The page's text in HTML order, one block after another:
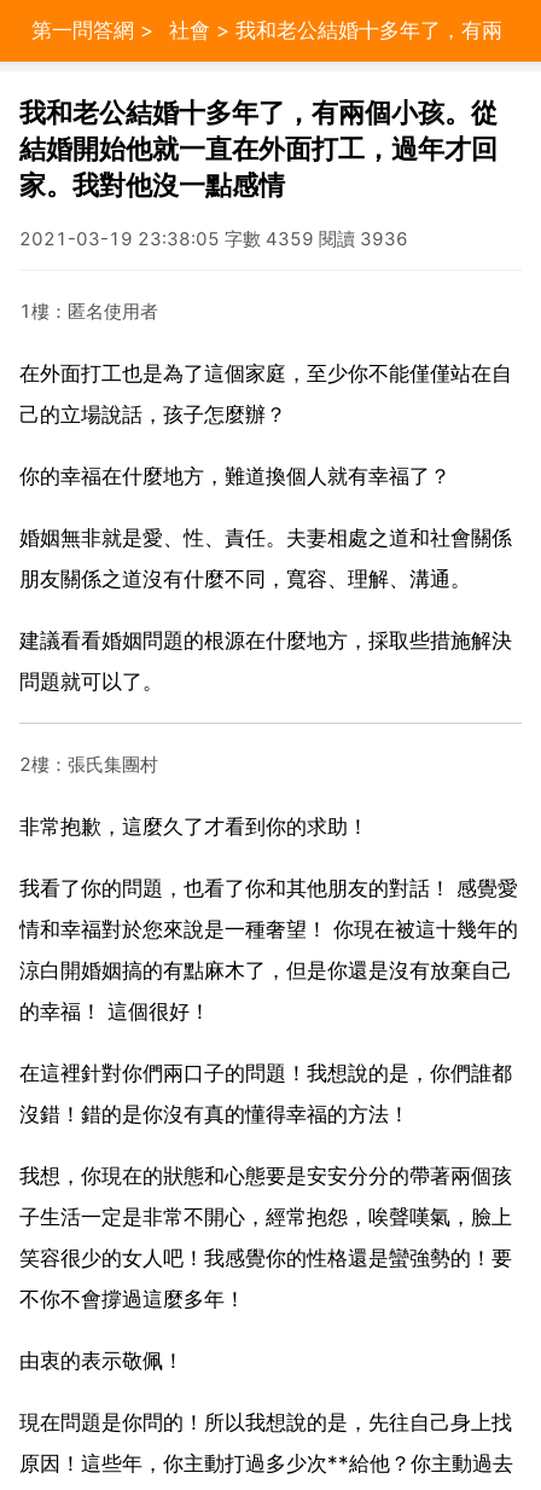
第一問答網 > 社會 > 我和老公結婚十多年了，有兩
個小孩。從結婚開始他就一直在外面打工，過年才回
家。我對他沒一點感情
我和老公結婚十多年了，有兩個小孩。從
結婚開始他就一直在外面打工，過年才回
家。我對他沒一點感情
2021-03-19 23:38:05 字數 4359 閱讀 3936
1樓：匿名使用者
在外面打工也是為了這個家庭，至少你不能僅僅站在自
己的立場說話，孩子怎麼辦？
你的幸福在什麼地方，難道換個人就有幸福了？
婚姻無非就是愛、性、責任。夫妻相處之道和社會關係
朋友關係之道沒有什麼不同，寬容、理解、溝通。
建議看看婚姻問題的根源在什麼地方，採取些措施解決
問題就可以了。
2樓：張氏集團村
非常抱歉，這麼久了才看到你的求助！
我看了你的問題，也看了你和其他朋友的對話！ 感覺愛
情和幸福對於您來說是一種奢望！ 你現在被這十幾年的
涼白開婚姻搞的有點麻木了，但是你還是沒有放棄自己
的幸福！ 這個很好！
在這裡針對你們兩口子的問題！我想說的是，你們誰都
沒錯！錯的是你沒有真的懂得幸福的方法！
我想，你現在的狀態和心態要是安安分分的帶著兩個孩
子生活一定是非常不開心，經常抱怨，唉聲嘆氣，臉上
笑容很少的女人吧！我感覺你的性格還是蠻強勢的！要
不你不會撐過這麼多年！
由衷的表示敬佩！
現在問題是你問的！所以我想說的是，先往自己身上找
原因！這些年，你主動打過多少次**給他？你主動過去